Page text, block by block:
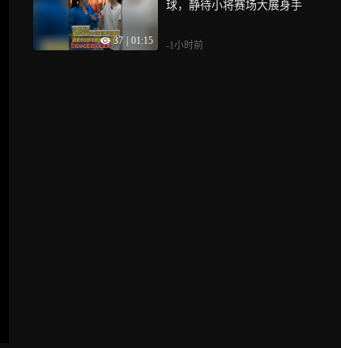
37 01:15
球，静待小将赛场大展身手
-1小时前